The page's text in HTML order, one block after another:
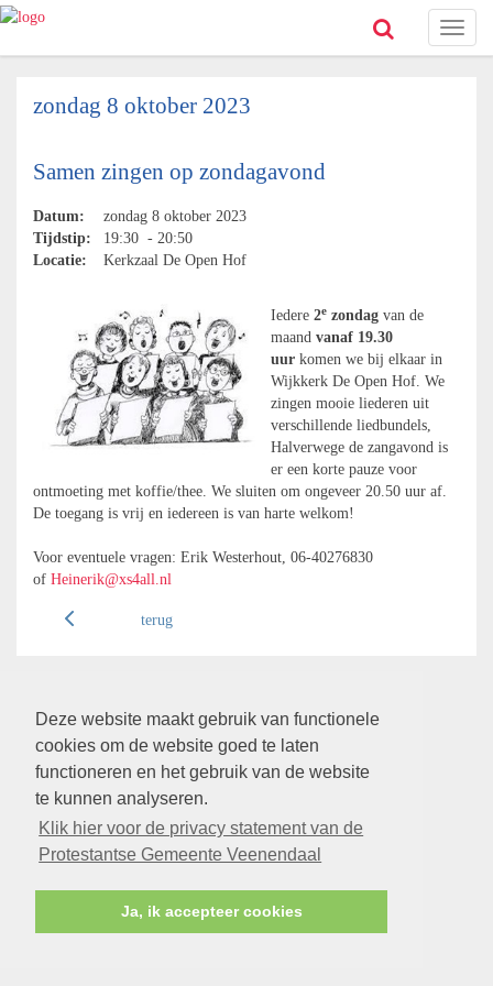
Deze website maakt gebruik van functionele
cookies om de website goed te laten
functioneren en het gebruik van de website
te kunnen analyseren.
Klik hier voor de privacy statement van de
Protestantse Gemeente Veenendaal
Ja, ik accepteer cookies
Toggle
zondag 8 oktober 2023
Samen zingen op zondagavond
Datum:
zondag 8 oktober 2023
Tijdstip:
19:30 - 20:50
Locatie:
Kerkzaal De Open Hof
Iedere 2e zondag van de
maand vanaf 19.30
uur komen we bij elkaar in
Wijkkerk De Open Hof. We
zingen mooie liederen uit
verschillende liedbundels,
Halverwege de zangavond is
er een korte pauze voor
ontmoeting met koffie/thee. We sluiten om ongeveer 20.50 uur af.
De toegang is vrij en iedereen is van harte welkom!
Voor eventuele vragen: Erik Westerhout, 06-40276830
of Heinerik@xs4all.nl
terug